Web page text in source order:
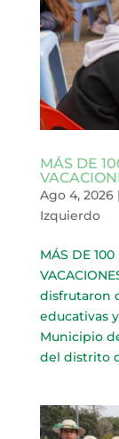
MÁS DE
Ago 4, 2026|
Izquierdo
MÁS DE
disfrutaron
educativas
Municipio
del distrito